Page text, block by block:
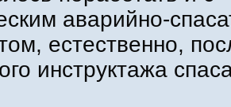
аварийно-
естественно,
инструктажа